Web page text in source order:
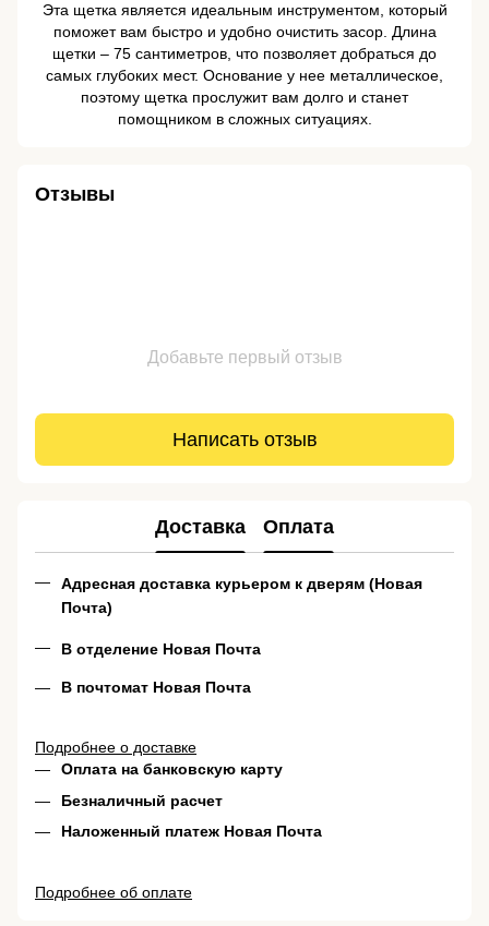
Эта щетка является идеальным инструментом, который
поможет вам быстро и удобно очистить засор. Длина
щетки – 75 сантиметров, что позволяет добраться до
самых глубоких мест. Основание у нее металлическое,
поэтому щетка прослужит вам долго и станет
помощником в сложных ситуациях.
Отзывы
Добавьте первый отзыв
Написать отзыв
Доставка Оплата
Адресная доставка курьером к дверям (Новая
Почта)
В отделение Новая Почта
В почтомат Новая Почта
Подробнее о доставке
Оплата на банковскую карту
Безналичный расчет
Наложенный платеж Новая Почта
Подробнее об оплате